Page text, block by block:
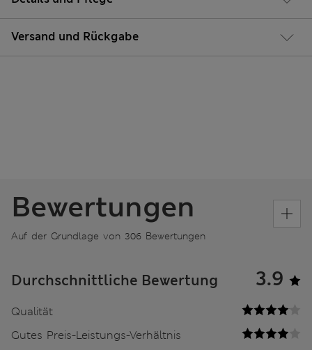
Versand und Rückgabe
Bewertungen
Auf der Grundlage von 306 Bewertungen
Durchschnittliche Bewertung 3.9
Qualität
Gutes Preis-Leistungs-Verhältnis